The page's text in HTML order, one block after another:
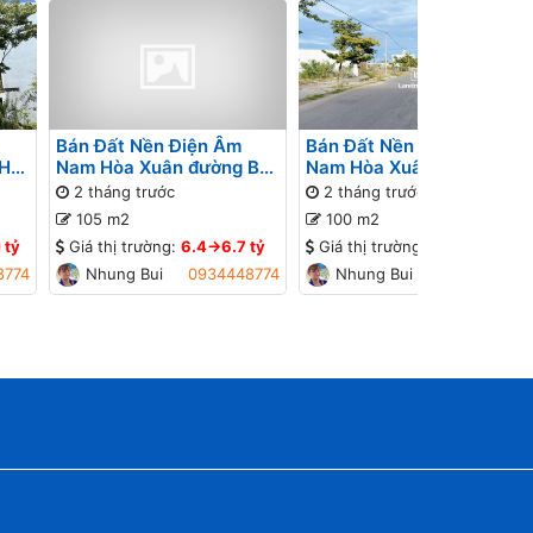
tỷ
Bán Đất Nền Điện Âm
Nam Hòa Xuân đường Bờ
Quan 10 B2-22 lô 2x -
Gần cầu Minh Mạng, Gần
đường Nguyễn Phước Lan
2 tháng trước
105 m2
Giá thị trường: 6.4->6.7 tỷ
Nhung Bui
0934448774
Bán Đất Nền Điện Âm
Nam Hòa Xuân đường
7.5m B2-146 lô 1x - Gần
cầu Minh Mạng, Gần
Sông Cổ Cò
2 tháng trước
100 m2
Giá thị trường:
Nhung Bui